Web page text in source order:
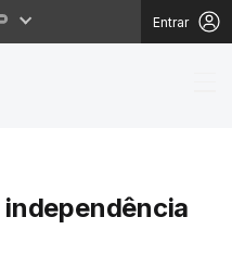
Entrar
da